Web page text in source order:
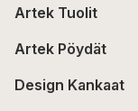
Artek Tuolit
Artek Pöydät
Design Kankaat